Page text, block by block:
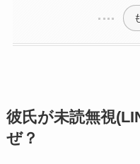
彼氏が未読無視
ぜ？